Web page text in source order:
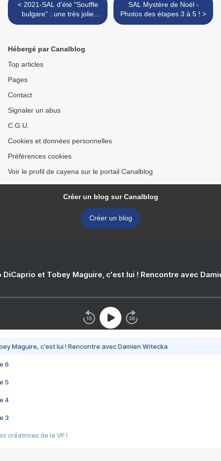
< 2021-SAL d'été "Souffle
bulgare" : une très jolie
finition !
SAL Mystère de Noël -
Photos des étapes 3 à 5 ! >
Hébergé par Canalblog
Top articles
Pages
Contact
Signaler un abus
C.G.U.
Cookies et données personnelles
Préférences cookies
Voir le profil de cayena sur le portail Canalblog
Créer un blog sur Canalblog
Créer un blog
DiCaprio et Tobey Maguire, c'est lui ! Rencontre avec
Maguire, c'est lui ! Rencontre avec Damien Witecka
6
5
4
3
créatrices de la VF !